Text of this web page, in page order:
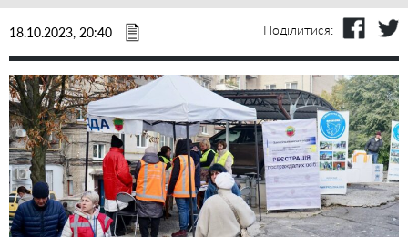
18.10.2023, 20:40 Поділитися: